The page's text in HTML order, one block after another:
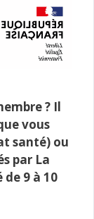
? Il
vous
santé) ou
par La
9 à 10